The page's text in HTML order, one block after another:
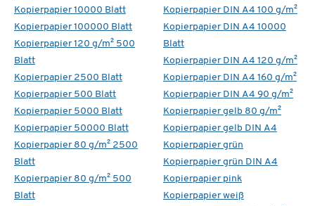
Kopierpapier 10000 Blatt
Kopierpapier 100000 Blatt
Kopierpapier 120 g/m² 500
Blatt
Kopierpapier 2500 Blatt
Kopierpapier 500 Blatt
Kopierpapier 5000 Blatt
Kopierpapier 50000 Blatt
Kopierpapier 80 g/m² 2500
Blatt
Kopierpapier 80 g/m² 500
Blatt
Kopierpapier DIN A4 100 g/m²
Kopierpapier DIN A4 10000
Blatt
Kopierpapier DIN A4 120 g/m²
Kopierpapier DIN A4 160 g/m²
Kopierpapier DIN A4 90 g/m²
Kopierpapier gelb 80 g/m²
Kopierpapier gelb DIN A4
Kopierpapier grün
Kopierpapier grün DIN A4
Kopierpapier pink
Kopierpapier weiß